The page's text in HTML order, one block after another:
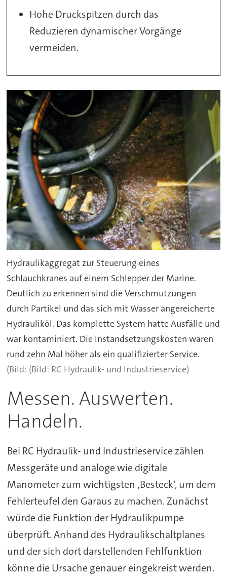
Hohe Druckspitzen durch das
Reduzieren dynamischer Vorgänge
vermeiden.
Hydraulikaggregat zur Steuerung eines
Schlauchkranes auf einem Schlepper der Marine.
Deutlich zu erkennen sind die Verschmutzungen
durch Partikel und das sich mit Wasser angereicherte
Hydrauliköl. Das komplette System hatte Ausfälle und
war kontaminiert. Die Instandsetzungskosten waren
rund zehn Mal höher als ein qualifizierter Service.
(Bild: RC Hydraulik- und Industrieservice)
Messen. Auswerten.
Handeln.
Bei RC Hydraulik- und Industrieservice zählen
Messgeräte und analoge wie digitale
Manometer zum wichtigsten ‚Besteck‘, um dem
Fehlerteufel den Garaus zu machen. Zunächst
würde die Funktion der Hydraulikpumpe
überprüft. Anhand des Hydraulikschaltplanes
und der sich dort darstellenden Fehlfunktion
könne die Ursache genauer eingekreist werden.